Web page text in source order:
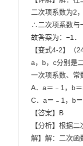
二次项系数为2
∴二次项系数与
故答案为：−1．
【变式4-2】（
a，b，c分别是
一次项系数、常
A．a＝﹣1，b
C．a＝﹣1，b
【答案】B
【分析】根据
解】解：二次函